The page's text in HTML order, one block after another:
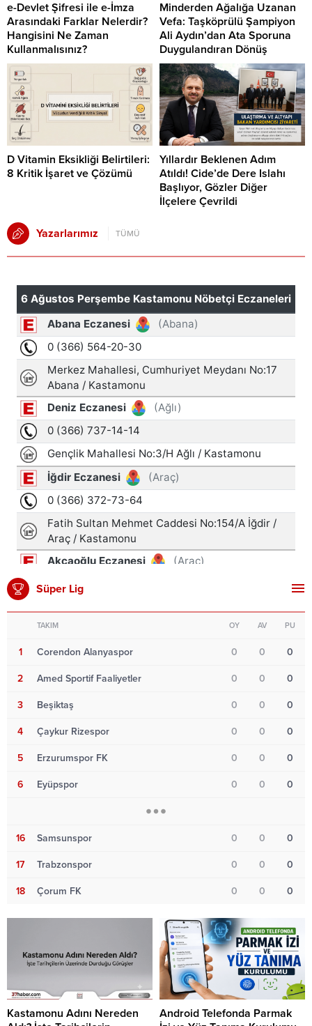
e-Devlet Şifresi ile e-İmza
Arasındaki Farklar Nelerdir?
Hangisini Ne Zaman
Kullanmalısınız?
Minderden Ağalığa Uzanan
Vefa: Taşköprülü Şampiyon
Ali Aydın’dan Ata Sporuna
Duygulandıran Dönüş
D Vitamin Eksikliği Belirtileri:
8 Kritik İşaret ve Çözümü
Yıllardır Beklenen Adım
Atıldı! Cide’de Dere Islahı
Başlıyor, Gözler Diğer
İlçelere Çevrildi
Yazarlarımız TÜMÜ
Süper Lig
TAKIM OY AV PU
1 Corendon Alanyaspor 0 0 0
2 Amed Sportif Faaliyetler 0 0 0
3 Beşiktaş 0 0 0
4 Çaykur Rizespor 0 0 0
5 Erzurumspor FK 0 0 0
6 Eyüpspor 0 0 0
16 Samsunspor 0 0 0
17 Trabzonspor 0 0 0
18 Çorum FK 0 0 0
Kastamonu Adını Nereden
Android Telefonda Parmak